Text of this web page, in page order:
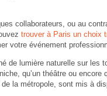
collaborateurs, ou au
trouver à Paris un choix
votre événement
de lumière naturelle sur les
qu’un théâtre ou
la métropole, sont mis à